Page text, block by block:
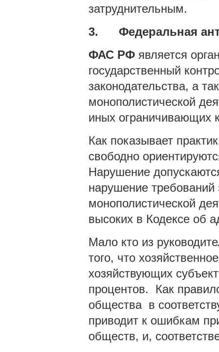
затруднительным.
3. Федеральная
ФАС РФ является
государственный
законодательства, а
монополистической
иных ограничивающих
Как показывает
свободно
Нарушение
нарушение требований
монополистической
высоких в Кодексе об
Мало кто из
того, что
хозяйствующих
процентов. Как
общества в
приводит к ошибкам
обществ, и,